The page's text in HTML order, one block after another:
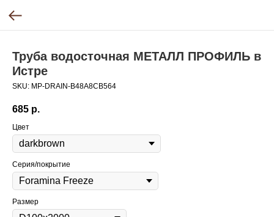
Труба водосточная МЕТАЛЛ ПРОФИЛЬ в
Истре
SKU: MP-DRAIN-B48A8CB564
685 р.
Цвет
Серия/покрытие
Размер